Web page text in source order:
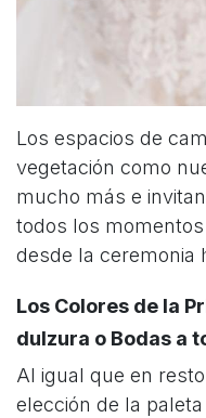
Los espacios de
vegetación como
mucho más e
todos los
desde la ceremonia
Los Colores de la
dulzura o Bodas a
Al igual que en
elección de la